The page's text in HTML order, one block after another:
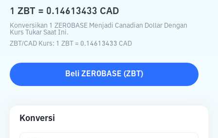
1 ZBT = 0.14613433 CAD
Konversikan 1 ZEROBASE Menjadi Canadian Dollar Dengan
Kurs Tukar Saat Ini.
ZBT /CAD Kurs: 1 ZBT = 0.14613433 CAD
Beli ZEROBASE (ZBT )
Konversi